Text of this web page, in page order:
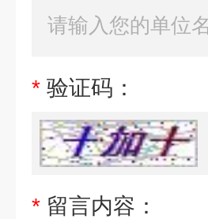
* 验证码：
* 留言内容：